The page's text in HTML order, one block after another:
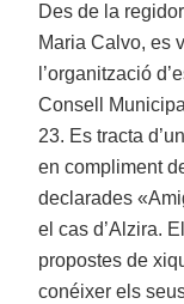
Des de la
Maria Calvo, es
l’organització
Consell
23. Es tracta
en compliment
declarades
el cas d’Alzira.
propostes de
conéixer els